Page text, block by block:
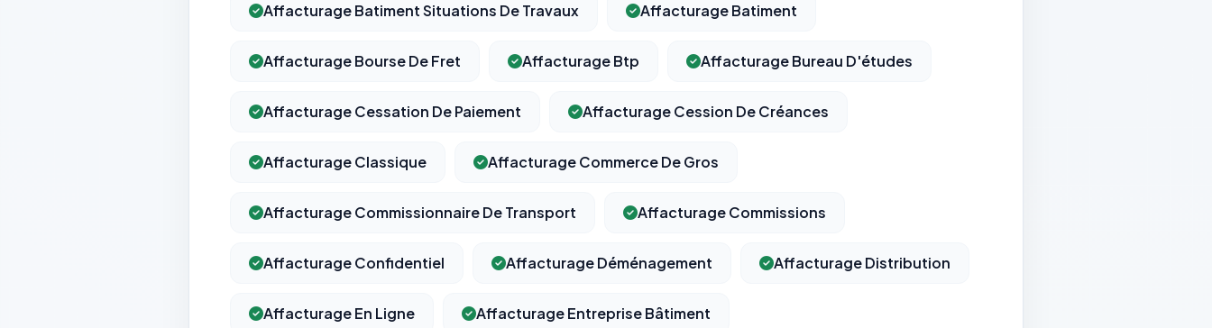
Affacturage Batiment Situations De Travaux Affacturage Batiment
Affacturage Bourse De Fret Affacturage Btp Affacturage Bureau D'études
Affacturage Cessation De Paiement Affacturage Cession De Créances
Affacturage Classique Affacturage Commerce De Gros
Affacturage Commissionnaire De Transport Affacturage Commissions
Affacturage Confidentiel Affacturage Déménagement Affacturage Distribution
Affacturage En Ligne Affacturage Entreprise Bâtiment